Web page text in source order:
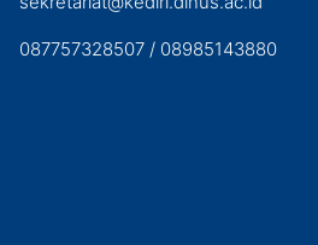
087757328507 / 08985143880